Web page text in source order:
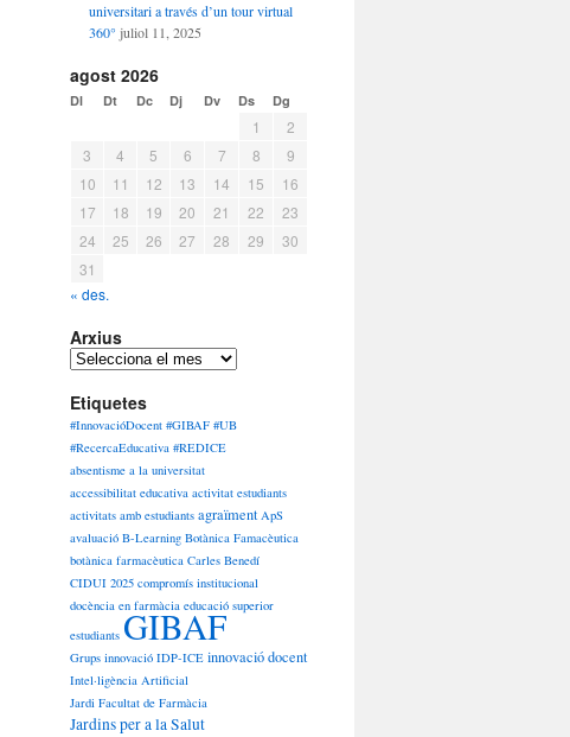
universitari a través d’un tour virtual
360° juliol 11, 2025
agost 2026
Dl Dt Dc Dj Dv Ds Dg
1
2
3
4 5 6 7 8
9
10
11 12 13 14 15
16
17
18 19 20 21 22
23
24
25 26 27 28 29
30
31
« des.
Arxius
Arxius
Etiquetes
#InnovacióDocent #GIBAF #UB
#RecercaEducativa #REDICE
absentisme a la universitat
accessibilitat educativa activitat estudiants
activitats amb estudiants agraïment ApS
avaluació B-Learning Botànica Famacèutica
botànica farmacèutica Carles Benedí
CIDUI 2025 compromís institucional
docència en farmàcia educació superior
estudiants GIBAF
Grups innovació IDP-ICE innovació docent
Intel·ligència Artificial
Jardi Facultat de Farmàcia
Jardins per a la Salut